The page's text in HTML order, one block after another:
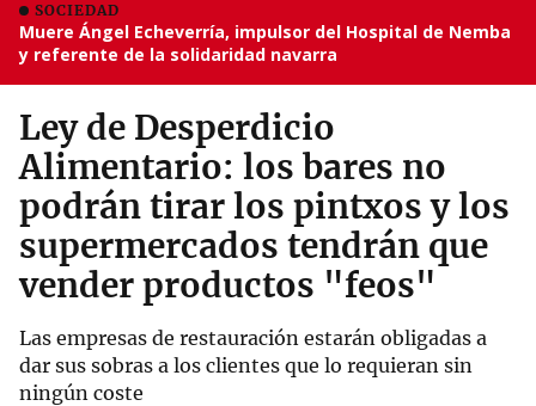
SOCIEDAD
Muere Ángel Echeverría, impulsor del Hospital de Nemba
y referente de la solidaridad navarra
Ley de Desperdicio
Alimentario: los bares no
podrán tirar los pintxos y los
supermercados tendrán que
vender productos "feos"
Las empresas de restauración estarán obligadas a
dar sus sobras a los clientes que lo requieran sin
ningún coste